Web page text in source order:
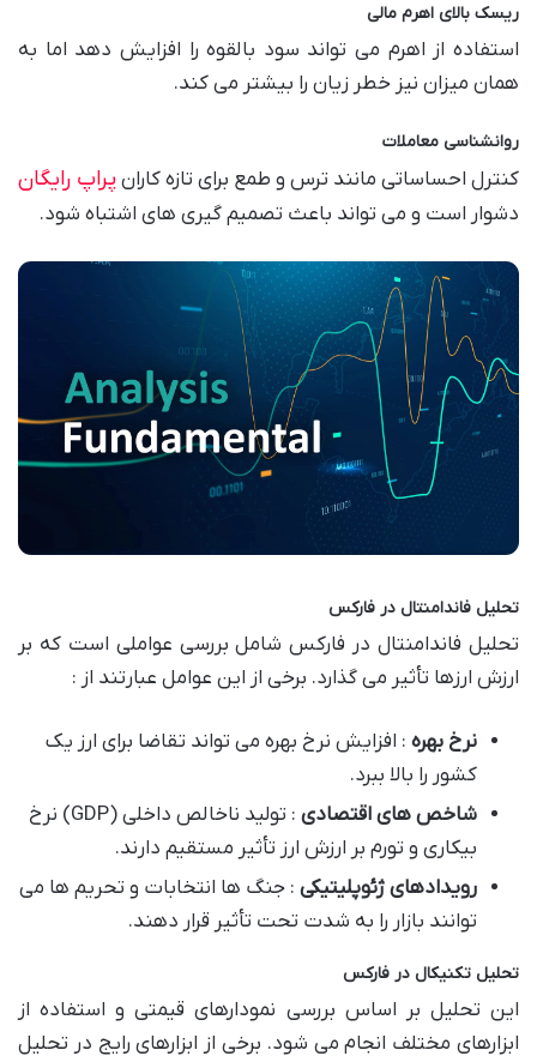
ریسک بالای اهرم مالی
استفاده از اهرم می تواند سود بالقوه را افزایش دهد اما به
همان میزان نیز خطر زیان را بیشتر می کند.
روانشناسی معاملات
کنترل احساساتی مانند ترس و طمع برای تازه کارانپراپ رایگان
دشوار است و می تواند باعث تصمیم گیری های اشتباه شود.
تحلیل فاندامنتال در فارکس
تحلیل فاندامنتال در فارکس شامل بررسی عواملی است که بر
ارزش ارزها تأثیر می گذارد. برخی از این عوامل عبارتند از :
نرخ بهره : افزایش نرخ بهره می تواند تقاضا برای ارز یک
کشور را بالا ببرد.
شاخص های اقتصادی
: تولید ناخالص داخلی (GDP) نرخ
بیکاری و تورم بر ارزش ارز تأثیر مستقیم دارند.
رویدادهای ژئوپلیتیکی : جنگ ها انتخابات و تحریم ها می
توانند بازار را به شدت تحت تأثیر قرار دهند.
تحلیل تکنیکال در فارکس
این تحلیل بر اساس بررسی نمودارهای قیمتی و استفاده از
ابزارهای مختلف انجام می شود. برخی از ابزارهای رایج در تحلیل